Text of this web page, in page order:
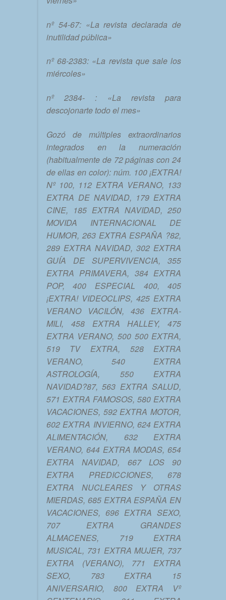
nº 54-67: «La revista declarada de
inutilidad pública»
nº 68-2383: «La revista que sale los
miércoles»
nº 2384- : «La revista para
descojonarte todo el mes»
Gozó de múltiples extraordinarios
integrados en la numeración
(habitualmente de 72 páginas con 24
de ellas en color): núm. 100 ¡EXTRA!
Nº 100, 112 EXTRA VERANO, 133
EXTRA DE NAVIDAD, 179 EXTRA
CINE, 185 EXTRA NAVIDAD, 250
MOVIDA INTERNACIONAL DE
HUMOR, 263 EXTRA ESPAÑA ?82,
289 EXTRA NAVIDAD, 302 EXTRA
GUÍA DE SUPERVIVENCIA, 355
EXTRA PRIMAVERA, 384 EXTRA
POP, 400 ESPECIAL 400, 405
¡EXTRA! VIDEOCLIPS, 425 EXTRA
VERANO VACILÓN, 436 EXTRA-
MILI, 458 EXTRA HALLEY, 475
EXTRA VERANO, 500 500 EXTRA,
519 TV EXTRA, 528 EXTRA
VERANO, 540 EXTRA
ASTROLOGÍA, 550 EXTRA
NAVIDAD?87, 563 EXTRA SALUD,
571 EXTRA FAMOSOS, 580 EXTRA
VACACIONES, 592 EXTRA MOTOR,
602 EXTRA INVIERNO, 624 EXTRA
ALIMENTACIÓN, 632 EXTRA
VERANO, 644 EXTRA MODAS, 654
EXTRA NAVIDAD, 667 LOS 90
EXTRA PREDICCIONES, 678
EXTRA NUCLEARES Y OTRAS
MIERDAS, 685 EXTRA ESPAÑA EN
VACACIONES, 696 EXTRA SEXO,
707 EXTRA GRANDES
ALMACENES, 719 EXTRA
MUSICAL, 731 EXTRA MUJER, 737
EXTRA (VERANO), 771 EXTRA
SEXO, 783 EXTRA 15
ANIVERSARIO, 800 EXTRA Vº